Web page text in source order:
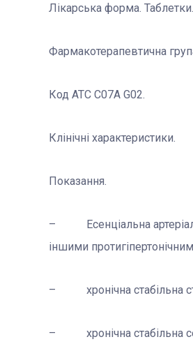
Лікарська форма. Таблетки.
Фармакотерапевтична
Код АТС С07A G02.
Клінічні характеристики.
Показання.
– Есенціальна
іншими
– хронічна стабільна
– хронічна стабільна